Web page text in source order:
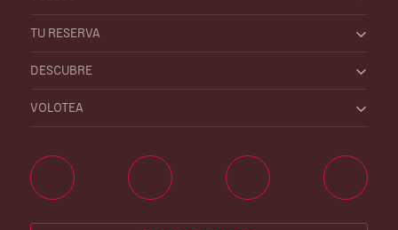
TU RESERVA
DESCUBRE
VOLOTEA